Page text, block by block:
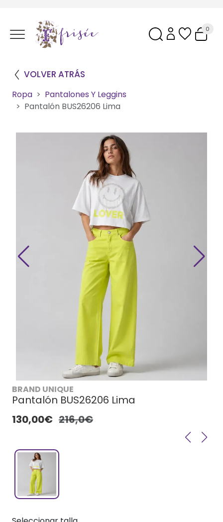
0
VOLVER ATRÁS
Ropa
Pantalones Y Leggins
Pantalón BUS26206 Lima
BRAND UNIQUE
Pantalón BUS26206 Lima
130,00€ 216,0€